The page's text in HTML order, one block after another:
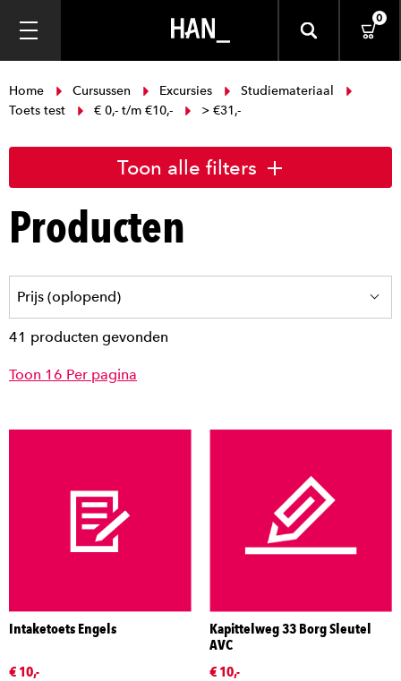
0
Home Cursussen Excursies
Studiemateriaal
Toets test
€ 0,- t/m €10,- > €31,-
Toon alle filters
Producten
41 producten gevonden
Toon 16 Per pagina
Intaketoets Engels
€ 10,-
Kapittelweg 33 Borg Sleutel
AVC
€ 10,-